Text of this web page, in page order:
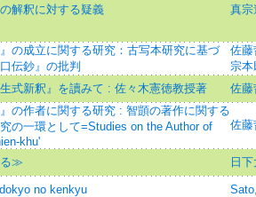
の解釈に対する疑義 真宗
』の成立に関する研究：古写本研究に基づ
伝鈔』の批判
佐藤
宗本
生式新釈』を讀みて : 佐々木憲徳教授著
佐藤
』の作者に関する研究 : 智顗の著作に関する
の一環として=Studies on the Author of
khu'
佐藤
≫ 日
no kenkyu